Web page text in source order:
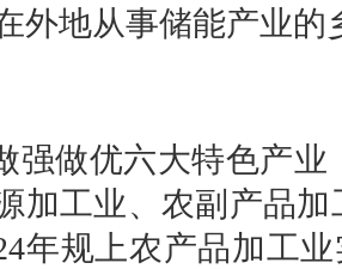
外地从事储能产业的
做优六大特色产业
加工业、农副产品
年规上农产品加工